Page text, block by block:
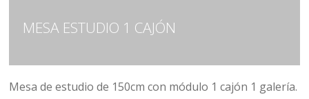
MESA ESTUDIO 1 CAJÓN
Mesa de estudio de 150cm con módulo 1 cajón 1 galería.